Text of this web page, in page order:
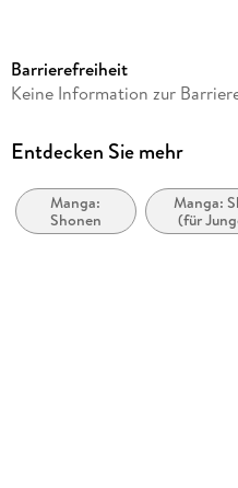
Altersempfehlung
Reihe
Autor/Autorin
Chugong, Peperon
Barrierefreiheit
Keine Information zur
Entdecken Sie mehr
Manga:
Shonen
Manga:
(für